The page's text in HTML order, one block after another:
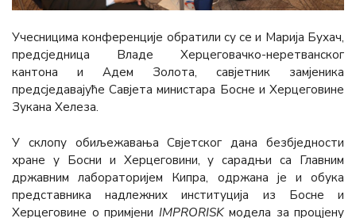
Учесницима конференције обратили су се и Марија Бухач,
предсједница Владе Херцеговачко-неретванског
кантона и Адем Золота, савјетник замјеника
предсједавајуће Савјета министара Босне и Херцеговине
Зукана Хелеза.
У склопу обиљежавања Свјетског дана безбједности
хране у Босни и Херцеговини, у сарадњи са Главним
државним лабораторијем Кипра, одржана је и обука
представника надлежних институција из Босне и
Херцеговине о примјени IMPRORISKмодела за процјену